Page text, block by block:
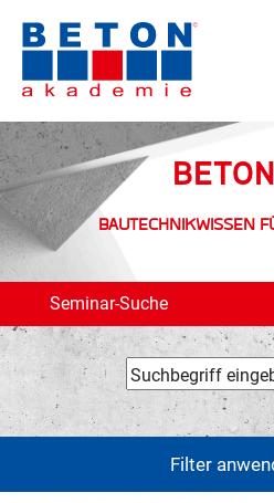
Seminar-Suche
Filter
BAUTECHNIKWISSEN